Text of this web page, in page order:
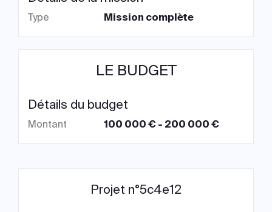
Type Mission complète
LE BUDGET
Détails du budget
Montant 100 000 € - 200 000 €
Projet n°5c4e12